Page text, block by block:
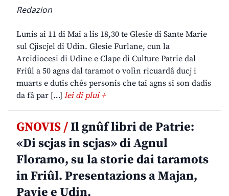
Redazion
Lunis ai 11 di Mai a lis 18,30 te Glesie di Sante Marie
sul Cjiscjel di Udin. Glesie Furlane, cun la
Arcidiocesi di Udine e Clape di Culture Patrie dal
Friûl a 50 agns dal taramot o volìn ricuardâ ducj i
muarts e dutis chês personis che tai agns si son dadis
da fâ par […] lei di plui +
GNOVIS /Il gnûf libri de Patrie:
«Di scjas in scjas» di Agnul
Floramo, su la storie dai taramots
in Friûl. Presentazions a Majan,
Pavie e Udin.